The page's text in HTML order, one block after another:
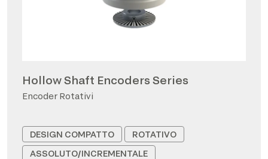
Hollow Shaft Encoders Series
Encoder Rotativi
DESIGN COMPATTO
ROTATIVO
ASSOLUTO/INCREMENTALE